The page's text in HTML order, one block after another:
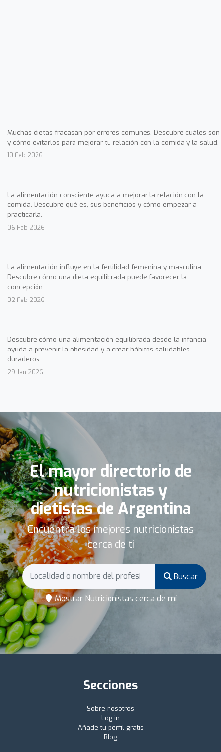
Muchas dietas fracasan por errores comunes. Descubre cuáles son
y cómo evitarlos para mejorar tu relación con la comida y la salud.
10 Feb 2026
La alimentación consciente ayuda a mejorar la relación con la
comida. Descubre qué es, sus beneficios y cómo empezar a
practicarla.
06 Feb 2026
La alimentación influye en la fertilidad femenina y masculina.
Descubre cómo una dieta equilibrada puede favorecer la
concepción.
02 Feb 2026
Descubre cómo una alimentación equilibrada desde la infancia
ayuda a prevenir la obesidad y a crear hábitos saludables
duraderos.
29 Jan 2026
El mayor directorio de
nutricionistas y
dietistas de Argentina
Encuentra los mejores nutricionistas
cerca de ti
Buscar
Mostrar Nutricionistas cerca de mí
Secciones
Sobre nosotros
Log in
Añade tu perfil gratis
Blog